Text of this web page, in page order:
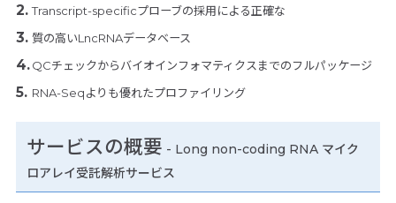
Transcript-specificプローブの採用による正確な
質の高いLncRNAデータベース
QCチェックからバイオインフォマティクスまでのフルパッケージ
RNA-Seqよりも優れたプロファイリング
サービスの概要 - Long non-coding RNA マイク
ロアレイ受託解析サービス